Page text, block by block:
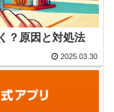
？原因と対処法
2025.03.30